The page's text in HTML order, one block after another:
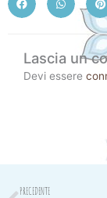
Lascia un
Devi essere
Prev
PRECEDENTE